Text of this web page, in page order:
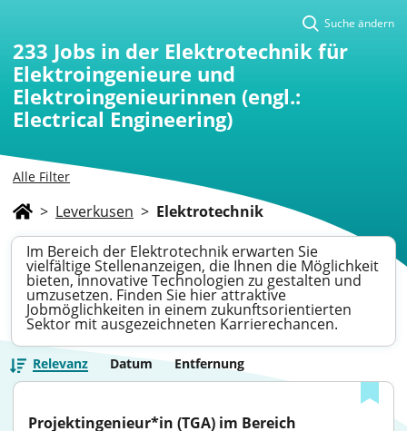
Alle Filter
Suche ändern
233 Jobs in der Elektrotechnik für
Elektroingenieure und
Elektroingenieurinnen (engl.:
Electrical Engineering)
> Leverkusen > Elektrotechnik
Im Bereich der Elektrotechnik erwarten Sie
vielfältige Stellenanzeigen, die Ihnen die Möglichkeit
bieten, innovative Technologien zu gestalten und
umzusetzen. Finden Sie hier attraktive
Jobmöglichkeiten in einem zukunftsorientierten
Sektor mit ausgezeichneten Karrierechancen.
Relevanz Datum Entfernung